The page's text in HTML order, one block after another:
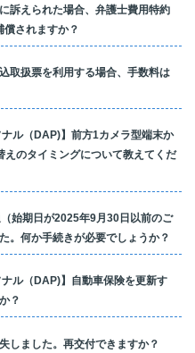
訴えられた場合、弁護士費用特約
償されますか？
取扱票を利用する場合、手数料は
ナル（DAP)】前方1カメラ型端末か
えのタイミングについて教えてくだ
始期日が2025年9月30日以前のご
。何か手続きが必要でしょうか？
ナル（DAP)】自動車保険を更新す
？
しました。再交付できますか？